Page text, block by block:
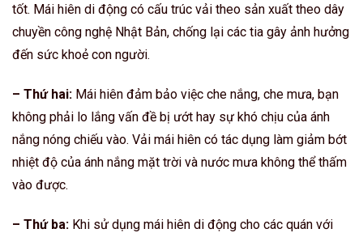
tốt. Mái hiên di động có cấu trúc vải theo sản xuất theo dây
chuyền công nghệ Nhật Bản, chống lại các tia gây ảnh hưởng
đến sức khoẻ con người.
– Thứ hai: Mái hiên đảm bảo việc che nắng, che mưa, bạn
không phải lo lắng vấn đề bị ướt hay sự khó chịu của ánh
nắng nóng chiếu vào. Vải mái hiên có tác dụng làm giảm bớt
nhiệt độ của ánh nắng mặt trời và nước mưa không thể thấm
vào được.
– Thứ ba: Khi sử dụng mái hiên di động cho các quán với